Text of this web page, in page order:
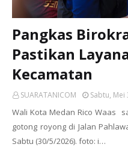
Pangkas
Pastikan
Kecamatan
SUARATANICOM Sabtu, Mei
Wali Kota Medan Rico Waas
gotong royong di Jalan
Sabtu (30/5/2026). foto: i…